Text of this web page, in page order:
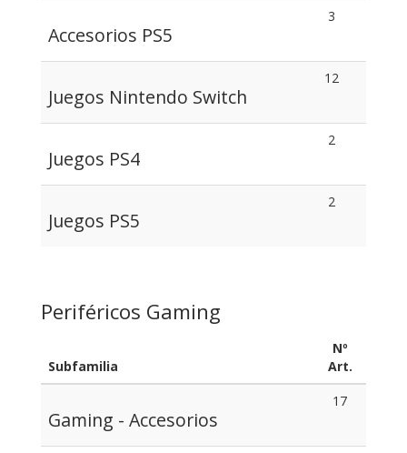
Accesorios PS5
3
Juegos Nintendo Switch
12
Juegos PS4
2
Juegos PS5
2
Periféricos Gaming
Subfamilia
Nº
Art.
Gaming - Accesorios
17